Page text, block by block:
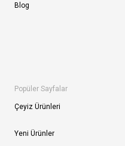
Blog
Popüler Sayfalar
Çeyiz Ürünleri
Yeni Ürünler